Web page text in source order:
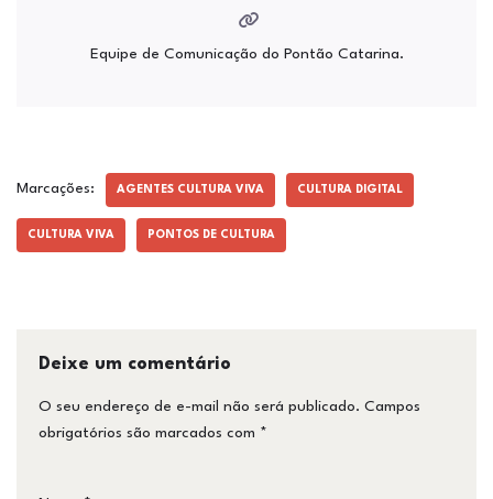
Equipe de Comunicação do Pontão Catarina.
Marcações: AGENTES CULTURA VIVA CULTURA DIGITAL
CULTURA VIVA PONTOS DE CULTURA
Deixe um comentário
O seu endereço de e-mail não será publicado. Campos
obrigatórios são marcados com *